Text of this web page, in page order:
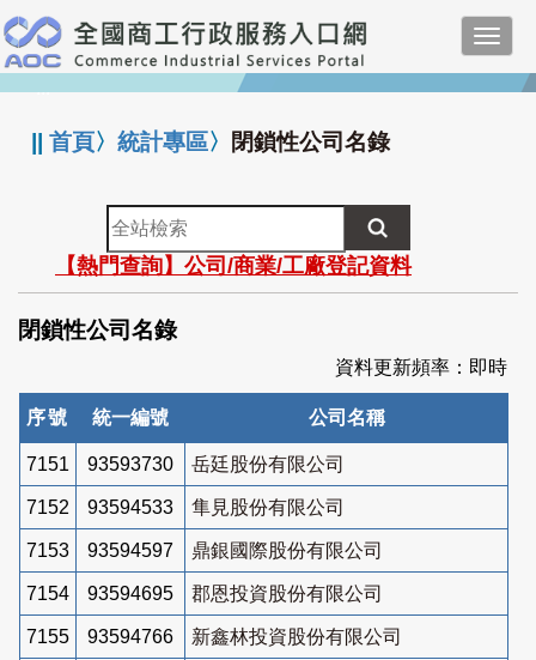
跳
到
主
要
:::
||首頁〉統計專區〉 閉鎖性公司名錄
全
站
檢
索
【熱門查詢】公司/商業/工廠登記資料
閉鎖性公司名錄
資料更新頻率：即時
序號 統一編號 公司名稱
7151 93593730 岳廷股份有限公司
7152 93594533 隼見股份有限公司
7153 93594597 鼎銀國際股份有限公司
7154 93594695 郡恩投資股份有限公司
7155 93594766 新鑫林投資股份有限公司